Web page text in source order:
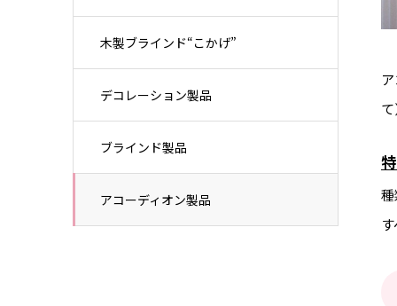
木製ブラインド“こかげ”
デコレーション製品
ブラインド製品
アコーディオン製品